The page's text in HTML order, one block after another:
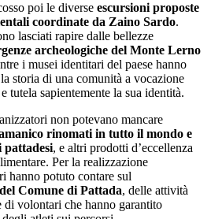
poi le diverse escursioni proposte
coordinate da Zaino Sardo.
lasciati rapire dalle bellezze
archeologiche del Monte Lerno
i musei identitari del paese hanno
storia di una comunità a vocazione
tutela sapientemente la sua identità.
non potevano mancare
rinomati in tutto il mondo e
, e altri prodotti d’eccellenza
Per la realizzazione
hanno potuto contare sul
Comune di Pattada, delle attività
volontari che hanno garantito